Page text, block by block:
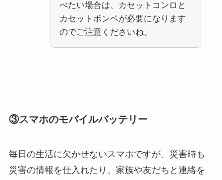
べたい場合は、カセットコンロと
カセットボンベが必要になります
のでご注意くださいね。
③スマホのモバイルバッテリー
毎日の生活に欠かせないスマホですが、災害時も
災害の情報を仕入れたり、家族や友だちと連絡を